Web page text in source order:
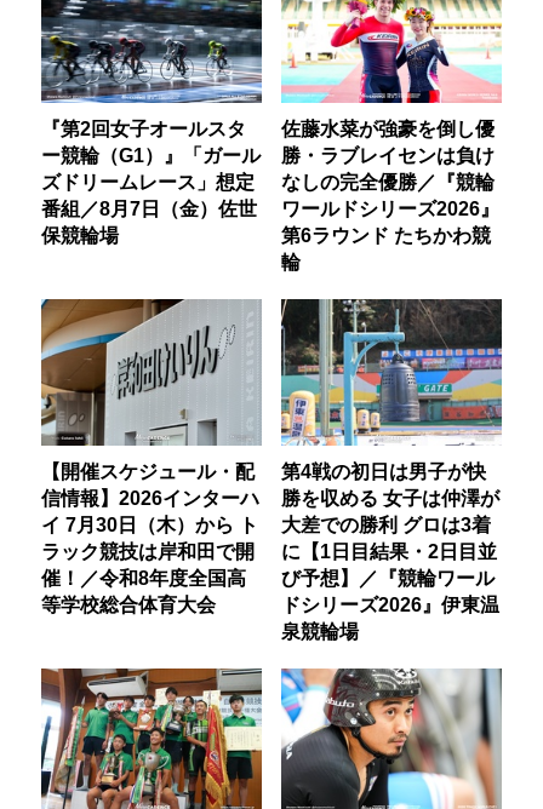
『第2回女子オールスタ
ー競輪（G1）』「ガール
ズドリームレース」想定
番組／8月7日（金）佐世
保競輪場
佐藤水菜が強豪を倒し優
勝・ラブレイセンは負け
なしの完全優勝／『競輪
ワールドシリーズ2026』
第6ラウンド たちかわ競
輪
【開催スケジュール・配
信情報】2026インターハ
イ 7月30日（木）から ト
ラック競技は岸和田で開
催！／令和8年度全国高
等学校総合体育大会
第4戦の初日は男子が快
勝を収める 女子は仲澤が
大差での勝利 グロは3着
に【1日目結果・2日目並
び予想】／『競輪ワール
ドシリーズ2026』伊東温
泉競輪場